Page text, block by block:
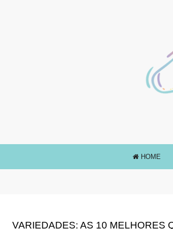
HOME
VARIEDADES: AS 10 MELHORES